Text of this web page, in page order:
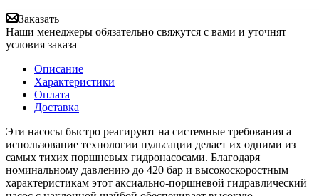
Заказать
Наши менеджеры обязательно свяжутся с вами и уточнят
условия заказа
Описание
Характеристики
Оплата
Доставка
Эти насосы быстро реагируют на системные требования а
использование технологии пульсации делает их одними из
самых тихих поршневых гидронасосами. Благодаря
номинальному давлению до 420 бар и высокоскоростным
характеристикам этот аксиально-поршневой гидравлический